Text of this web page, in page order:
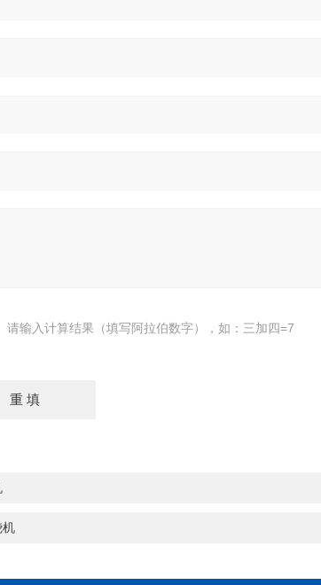
请输入计算结果（填写阿拉伯数字），如：三加四=7
机